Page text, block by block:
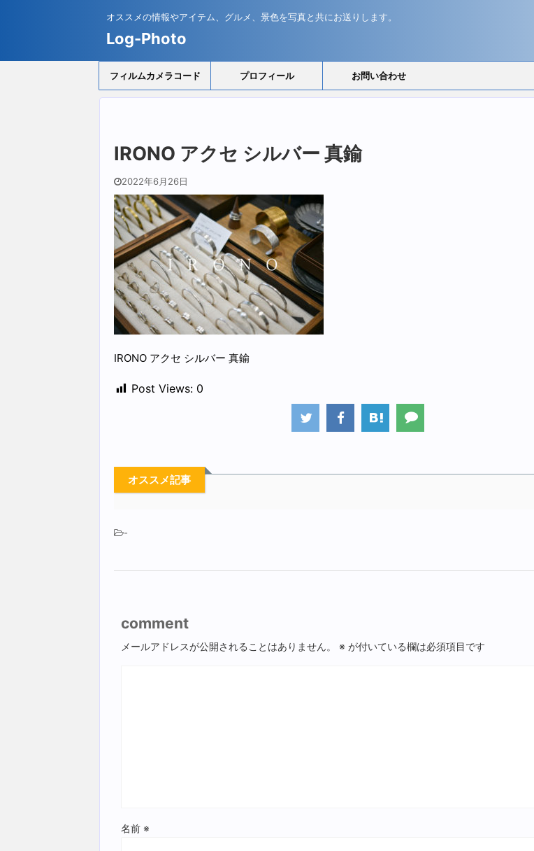
オススメの情報やアイテム、グルメ、景色を写真と共にお送りします。
Log-Photo
フィルムカメラコード プロフィール お問い合わせ
IRONO アクセ シルバー 真鍮
2022年6月26日
IRONO アクセ シルバー 真鍮
Post Views: 0
オススメ記事
-
comment
メールアドレスが公開されることはありません。 ※ が付いている欄は必須項目です
名前 ※